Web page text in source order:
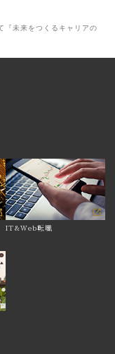
『未来をつくるキャリアの
IT&Web転職